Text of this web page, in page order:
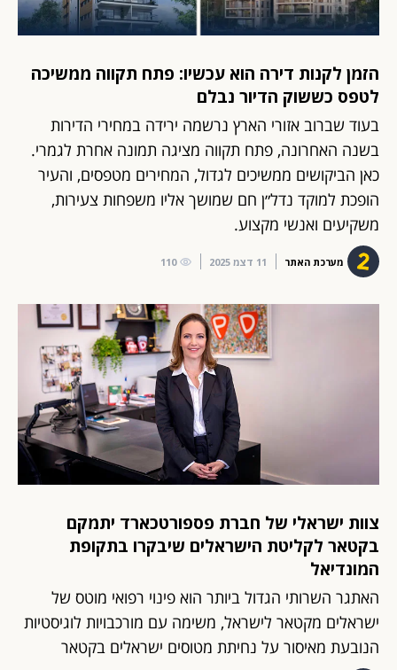
הזמן לקנות דירה הוא עכשיו: פתח תקווה ממשיכה
לטפס כששוק הדיור נבלם
בעוד שברוב אזורי הארץ נרשמה ירידה במחירי הדירות
בשנה האחרונה, פתח תקווה מציגה תמונה אחרת לגמרי.
כאן הביקושים ממשיכים לגדול, המחירים מטפסים, והעיר
הופכת למוקד נדל״ן חם שמושך אליו משפחות צעירות,
משקיעים ואנשי מקצוע.
מערכת האתר 11 דצמ 2025 110
צוות ישראלי של חברת פספורטכארד יתמקם
בקטאר לקליטת הישראלים שיבקרו בתקופת
המונדיאל
האתגר השרותי הגדול ביותר הוא פינוי רפואי מוטס של
ישראלים מקטאר לישראל, משימה עם מורכבויות לוגיסטיות
הנובעת מאיסור על נחיתת מטוסים ישראלים בקטאר